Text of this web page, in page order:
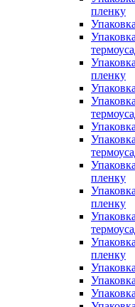
пленку
пленку
пленку
пленку
пленку